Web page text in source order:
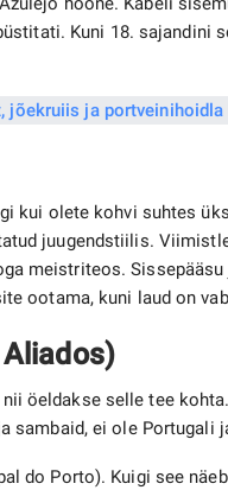
Kuni 18. sajandini
kui olete kohvi suhtes
juugendstiilis.
meistriteos.
ootama, kuni laud on
Aliados)
öeldakse selle tee
sambaid, ei ole
do Porto). Kuigi see